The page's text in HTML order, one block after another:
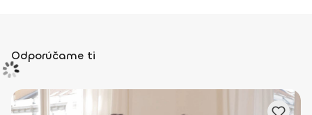
Odporúčame ti